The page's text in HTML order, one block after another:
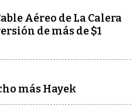
Aéreo de La Calera
de más de $1
más Hayek